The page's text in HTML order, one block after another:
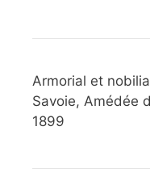
Armorial et
Savoie, Amédée
1899